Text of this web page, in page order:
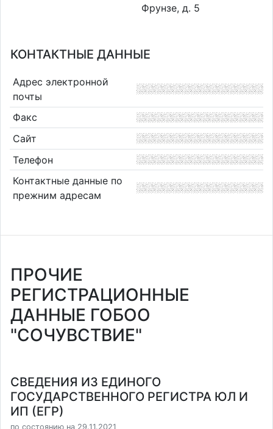
Фрунзе, д. 5
КОНТАКТНЫЕ ДАННЫЕ
Адрес электронной
почты
Факс
Сайт
Телефон
Контактные данные по
прежним адресам
ПРОЧИЕ
РЕГИСТРАЦИОННЫЕ
ДАННЫЕ ГОБОО
"СОЧУВСТВИЕ"
СВЕДЕНИЯ ИЗ ЕДИНОГО
ГОСУДАРСТВЕННОГО РЕГИСТРА ЮЛ И
ИП (ЕГР)
по состоянию на 29.11.2021